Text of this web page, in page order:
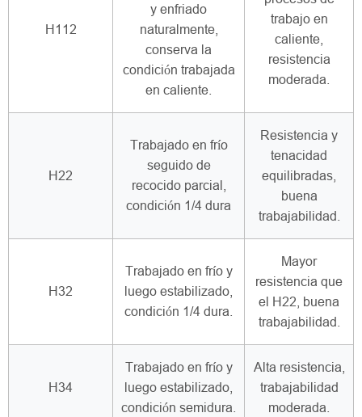
H112
y enfriado
naturalmente,
conserva la
condición trabajada
en caliente.
trabajo en
caliente,
resistencia
moderada.
H22
Trabajado en frío
seguido de
recocido parcial,
condición 1/4 dura
Resistencia y
tenacidad
equilibradas,
buena
trabajabilidad.
H32
Trabajado en frío y
luego estabilizado,
condición 1/4 dura.
Mayor
resistencia que
el H22, buena
trabajabilidad.
H34
Trabajado en frío y
luego estabilizado,
condición semidura.
Alta resistencia,
trabajabilidad
moderada.